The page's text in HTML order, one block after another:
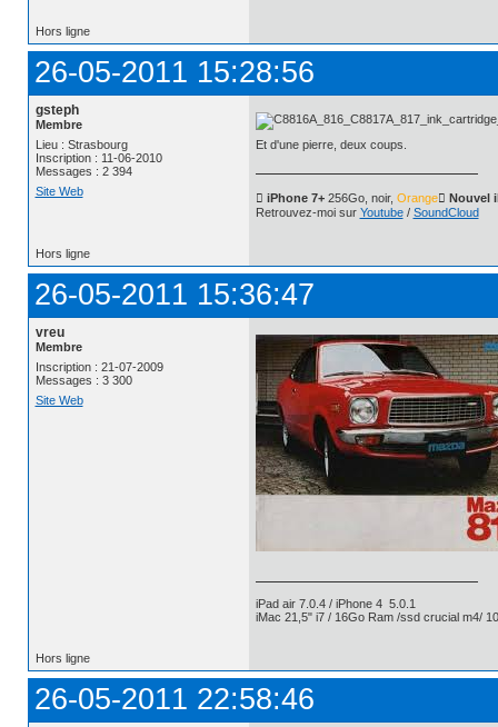
Hors ligne
26-05-2011 15:28:56
gsteph
Membre
Lieu : Strasbourg
Inscription : 11-06-2010
Messages : 2 394
Site Web
Et d'une pierre, deux coups.
 iPhone 7+256Go, noir, Orange Nouvel
Retrouvez-moi sur Youtube/ SoundCloud
Hors ligne
26-05-2011 15:36:47
vreu
Membre
Inscription : 21-07-2009
Messages : 3 300
Site Web
iPad air 7.0.4 / iPhone 4 5.0.1
iMac 21,5" i7 / 16Go Ram /ssd crucial m4/
Hors ligne
26-05-2011 22:58:46